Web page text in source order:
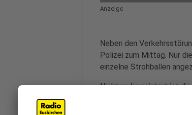
Anzeige
Neben den
Polizei zum Mittag. Nur
einzelne Strohballen
Nicht so begeistert ist die
Protestierende
gelegt und deswegen